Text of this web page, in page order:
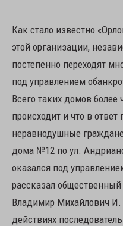
Как стало известно
этой организации,
постепенно переходят
под управлением
Всего таких домов более
происходит и что в
неравнодушные
дома №12 по ул.
оказался под
рассказал
Владимир Михайлович
действиях